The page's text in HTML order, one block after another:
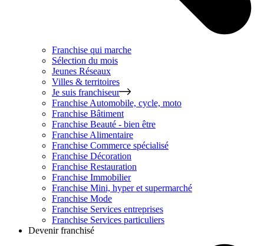
Franchise qui marche
Sélection du mois
Jeunes Réseaux
Villes & territoires
Je suis franchiseur
Franchise Automobile, cycle, moto
Franchise Bâtiment
Franchise Beauté - bien être
Franchise Alimentaire
Franchise Commerce spécialisé
Franchise Décoration
Franchise Restauration
Franchise Immobilier
Franchise Mini, hyper et supermarché
Franchise Mode
Franchise Services entreprises
Franchise Services particuliers
Devenir franchisé